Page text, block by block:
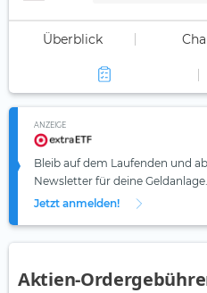
Überblick
ANZEIGE
Bleib auf dem Laufenden und
Newsletter für deine Geldanlage.
Jetzt anmelden!
Aktien-